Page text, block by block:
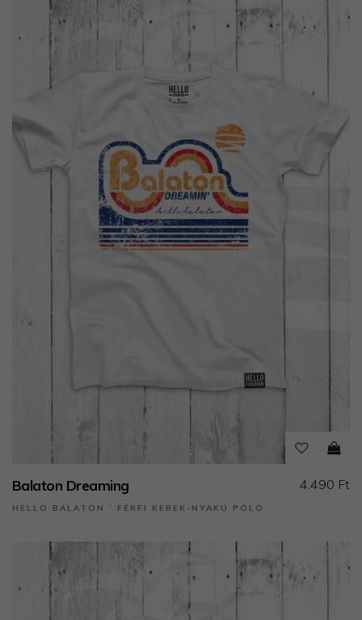
Balaton Dreaming
HELLO BALATON ˙ FÉRFI KEREK-NYAKÚ PÓLÓ
4.490 Ft